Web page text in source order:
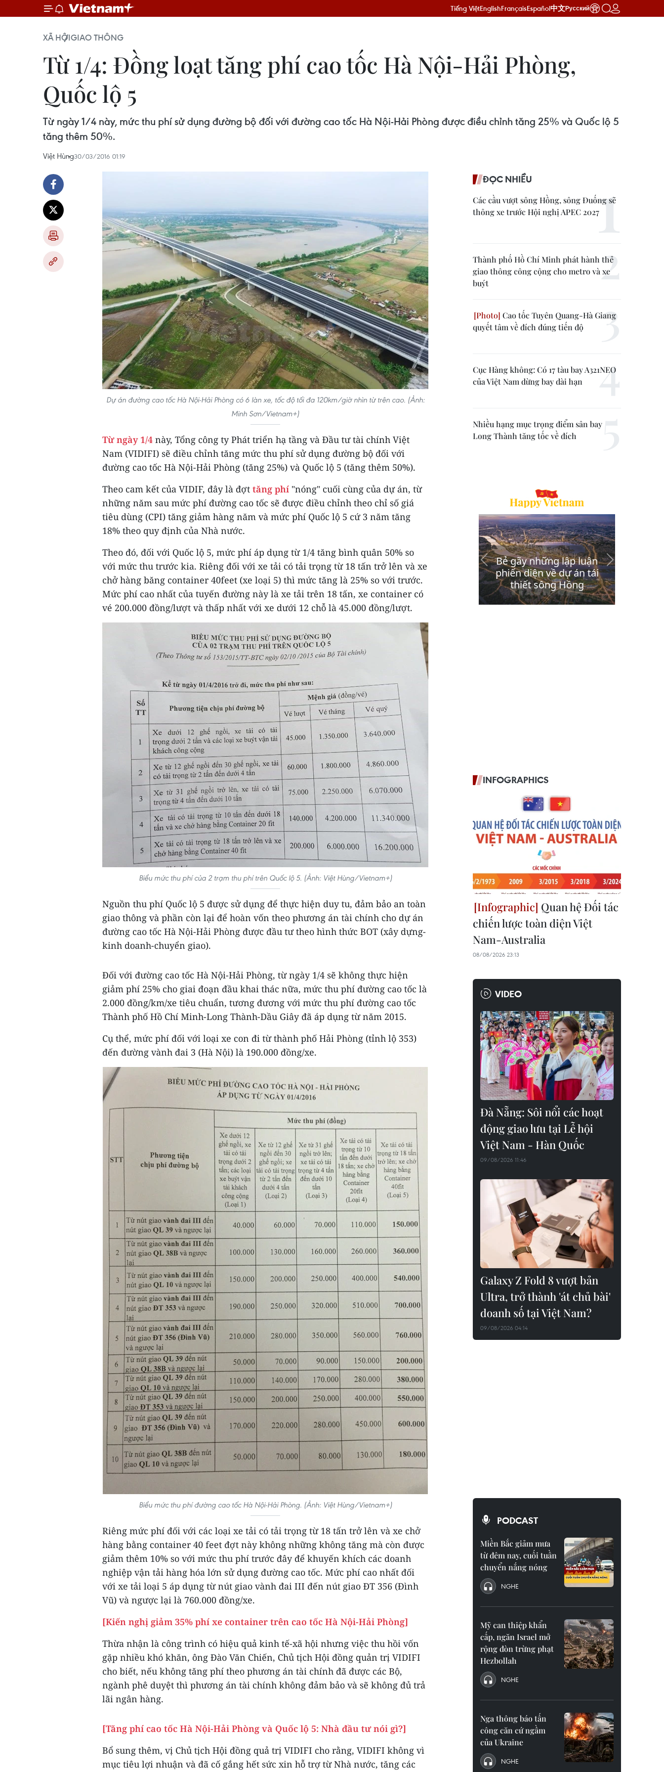
Tiếng ViệtEnglishFrançaisEspañol中文Русский
XÃ HỘIGIAO THÔNG
Từ 1/4: Đồng loạt tăng phí cao tốc Hà Nội-Hải Phòng,
Quốc lộ 5
Từ ngày 1/4 này, mức thu phí sử dụng đường bộ đối với đường cao tốc Hà Nội-Hải Phòng được điều chỉnh tăng 25% và Quốc lộ 5
tăng thêm 50%.
Việt Hùng30/03/2016 01:19
Dự án đường cao tốc Hà Nội-Hải Phòng có 6 làn xe, tốc độ tối đa 120km/giờ nhìn từ trên cao. (Ảnh:
Minh Sơn/Vietnam+)
Từ ngày 1/4 này, Tổng công ty Phát triển hạ tầng và Đầu tư tài chính Việt
Nam (VIDIFI) sẽ điều chỉnh tăng mức thu phí sử dụng đường bộ đối với
đường cao tốc Hà Nội-Hải Phòng (tăng 25%) và Quốc lộ 5 (tăng thêm 50%).
Theo cam kết của VIDIF, đây là đợt tăng phí "nóng" cuối cùng của dự án, từ
những năm sau mức phí đường cao tốc sẽ được điều chỉnh theo chỉ số giá
tiêu dùng (CPI) tăng giảm hàng năm và mức phí Quốc lộ 5 cứ 3 năm tăng
18% theo quy định của Nhà nước.
Theo đó, đối với Quốc lộ 5, mức phí áp dụng từ 1/4 tăng bình quân 50% so
với mức thu trước kia. Riêng đối với xe tải có tải trọng từ 18 tấn trở lên và xe
chở hàng băng container 40feet (xe loại 5) thì mức tăng là 25% so với trước.
Mức phí cao nhất của tuyến đường này là xe tải trên 18 tấn, xe container có
vé 200.000 đồng/lượt và thấp nhất với xe dưới 12 chỗ là 45.000 đồng/lượt.
Biểu mức thu phí của 2 trạm thu phí trên Quốc lộ 5. (Ảnh: Việt Hùng/Vietnam+)
Nguồn thu phí Quốc lộ 5 được sử dụng để thực hiện duy tu, đảm bảo an toàn
giao thông và phần còn lại để hoàn vốn theo phương án tài chính cho dự án
đường cao tốc Hà Nội-Hải Phòng được đầu tư theo hình thức BOT (xây dựng-
kinh doanh-chuyển giao).
Đối với đường cao tốc Hà Nội-Hải Phòng, từ ngày 1/4 sẽ không thực hiện
giảm phí 25% cho giai đoạn đầu khai thác nữa, mức thu phí đường cao tốc là
2.000 đồng/km/xe tiêu chuẩn, tương đương với mức thu phí đường cao tốc
Thành phố Hồ Chí Minh-Long Thành-Dầu Giây đã áp dụng từ năm 2015.
Cụ thể, mức phí đối với loại xe con đi từ thành phố Hải Phòng (tỉnh lộ 353)
đến đường vành đai 3 (Hà Nội) là 190.000 đồng/xe.
Biểu mức thu phí đường cao tốc Hà Nội-Hải Phòng. (Ảnh: Việt Hùng/Vietnam+)
Riêng mức phí đối với các loại xe tải có tải trọng từ 18 tấn trở lên và xe chở
hàng bằng container 40 feet đợt này không những không tăng mà còn được
giảm thêm 10% so với mức thu phí trước đây để khuyến khích các doanh
nghiệp vận tải hàng hóa lớn sử dụng đường cao tốc. Mức phí cao nhất đối
với xe tải loại 5 áp dụng từ nút giao vành đai III đến nút giao ĐT 356 (Đình
Vũ) và ngược lại là 760.000 đồng/xe.
[Kiến nghị giảm 35% phí xe container trên cao tốc Hà Nội-Hải Phòng]
Thừa nhận là công trình có hiệu quả kinh tế-xã hội nhưng việc thu hồi vốn
gặp nhiều khó khăn, ông Đào Văn Chiến, Chủ tịch Hội đồng quản trị VIDIFI
cho biết, nếu không tăng phí theo phương án tài chính đã được các Bộ,
ngành phê duyệt thì phương án tài chính không đảm bảo và sẽ không đủ trả
lãi ngân hàng.
[Tăng phí cao tốc Hà Nội-Hải Phòng và Quốc lộ 5: Nhà đầu tư nói gì?]
Bổ sung thêm, vị Chủ tịch Hội đồng quả trị VIDIFI cho rằng, VIDIFI không vì
mục tiêu lợi nhuận và đã cố gắng hết sức xin hỗ trợ từ Nhà nước, tăng các
ĐỌC NHIỀU
Các cầu vượt sông Hồng, sông Đuống sẽ
thông xe trước Hội nghị APEC 2027
Thành phố Hồ Chí Minh phát hành thẻ
giao thông công cộng cho metro và xe
buýt
Cao tốc Tuyên Quang-Hà Giang
quyết tâm về đích đúng tiến độ
Cục Hàng không: Có 17 tàu bay A321NEO
của Việt Nam dừng bay dài hạn
Nhiều hạng mục trọng điểm sân bay
Long Thành tăng tốc về đích
INFOGRAPHICS
Quan hệ Đối tác
chiến lược toàn diện Việt
Nam-Australia
08/08/2026 23:13
VIDEO
Đà Nẵng: Sôi nổi các hoạt
động giao lưu tại Lễ hội
Việt Nam - Hàn Quốc
09/08/2026 11:46
Galaxy Z Fold 8 vượt bản
Ultra, trở thành 'át chủ bài'
doanh số tại Việt Nam?
09/08/2026 04:14
PODCAST
Miền Bắc giảm mưa
từ đêm nay, cuối tuần
chuyển nắng nóng
NGHE
Mỹ can thiệp khẩn
cấp, ngăn Israel mở
rộng đòn trừng phạt
Hezbollah
NGHE
Nga thông báo tấn
công căn cứ ngầm
của Ukraine
NGHE